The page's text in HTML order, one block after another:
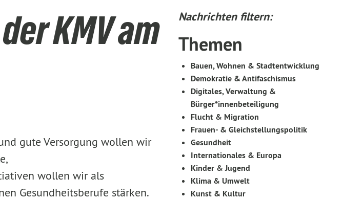
der KMV am
gute Versorgung wollen wir
wollen wir als
Gesundheitsberufe stärken.
Nachrichten filtern:
Themen
Bauen, Wohnen & Stadtentwicklung
Demokratie & Antifaschismus
Digitales, Verwaltung &
Bürger*innenbeteiligung
Flucht & Migration
Frauen- & Gleichstellungspolitik
Gesundheit
Internationales & Europa
Kinder & Jugend
Klima & Umwelt
Kunst & Kultur